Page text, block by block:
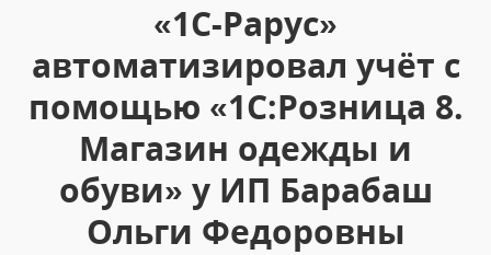
«1С-Рарус»
автоматизировал учёт с
помощью «1С:Розница 8.
Магазин одежды и
обуви» у ИП Барабаш
Ольги Федоровны